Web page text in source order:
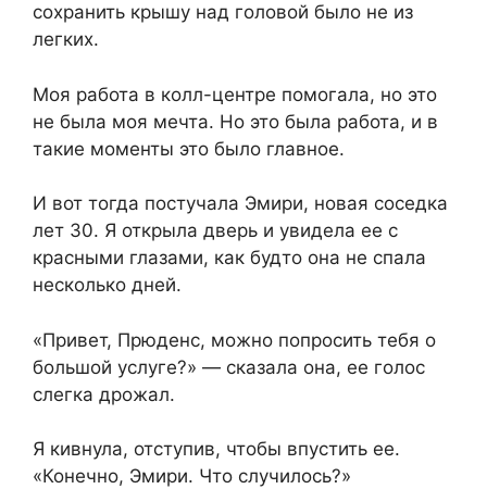
сохранить крышу над головой было не из
легких.
Моя работа в колл-центре помогала, но это
не была моя мечта. Но это была работа, и в
такие моменты это было главное.
И вот тогда постучала Эмири, новая соседка
лет 30. Я открыла дверь и увидела ее с
красными глазами, как будто она не спала
несколько дней.
«Привет, Прюденс, можно попросить тебя о
большой услуге?» — сказала она, ее голос
слегка дрожал.
Я кивнула, отступив, чтобы впустить ее.
«Конечно, Эмири. Что случилось?»